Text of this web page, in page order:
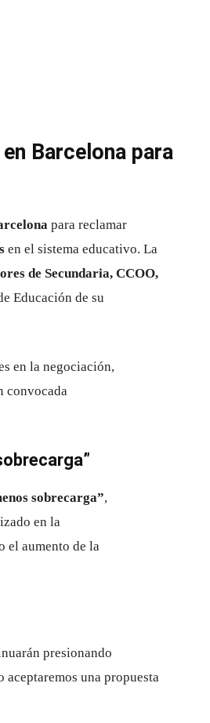
Barcelona para
para reclamar
en el sistema educativo. La
de Secundaria, CCOO,
Educación de su
en la negociación,
convocada
sobrecarga”,
en la
el aumento de la
presionando
aceptaremos una propuesta